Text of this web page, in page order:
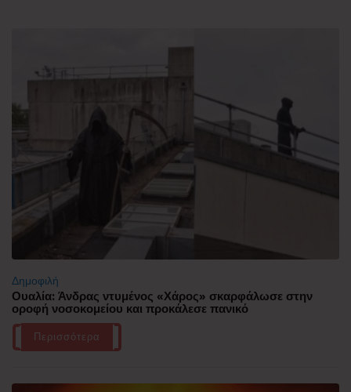
Δημοφιλή
Ουαλία: Άνδρας ντυμένος «Χάρος» σκαρφάλωσε στην
οροφή νοσοκομείου και προκάλεσε πανικό
Περισσότερα